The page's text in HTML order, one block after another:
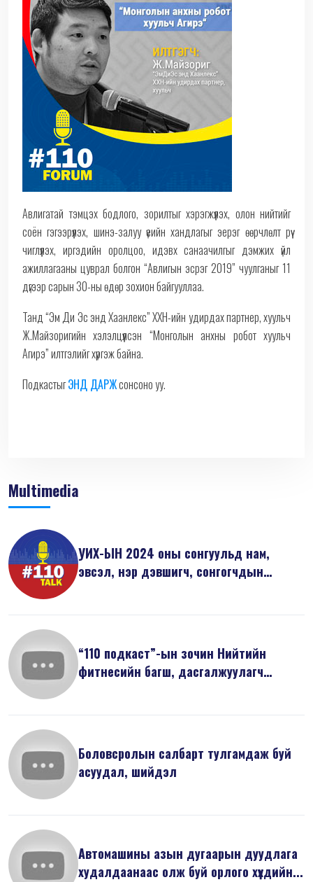
Авлигатай тэмцэх бодлого, зорилтыг хэрэгжүүлэх, олон нийтийг
соён гэгээрүүлэх, шинэ-залуу үеийн хандлагыг эерэг өөрчлөлт рүү
чиглүүлэх, иргэдийн оролцоо, идэвх санаачилгыг дэмжих үйл
ажиллагааны цуврал болгон “Авлигын эсрэг 2019” чуулганыг 11
дүгээр сарын 30-ны өдөр зохион байгууллаа.
Танд “Эм Ди Эс энд Хаанлекс” ХХН-ийн удирдах партнер, хуульч
Ж.Майзоригийн хэлэлцүүлсэн “Монголын анхны робот хуульч
Агирэ” илтгэлийг хүргэж байна.
ПодкастыгЭНД ДАРЖсонсоно уу.
Multimedia
УИХ-ЫН 2024 оны сонгуульд нам,
эвсэл, нэр дэвшигч, сонгогчдын
“110 подкаст”-ын зочин Нийтийн
фитнесийн багш, дасгалжуулагч
Боловсролын салбарт тулгамдаж буй
асуудал, шийдэл
Автомашины азын дугаарын дуудлага
худалдаанаас олж буй орлого хүүхдийн...